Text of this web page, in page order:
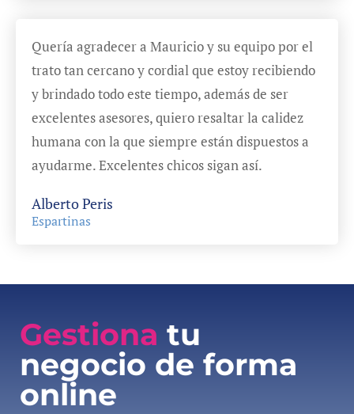
Quería agradecer a Mauricio y su equipo por el
trato tan cercano y cordial que estoy recibiendo
y brindado todo este tiempo, además de ser
excelentes asesores, quiero resaltar la calidez
humana con la que siempre están dispuestos a
ayudarme. Excelentes chicos sigan así.
Alberto Peris
Espartinas
Gestiona tu
negocio de forma
online